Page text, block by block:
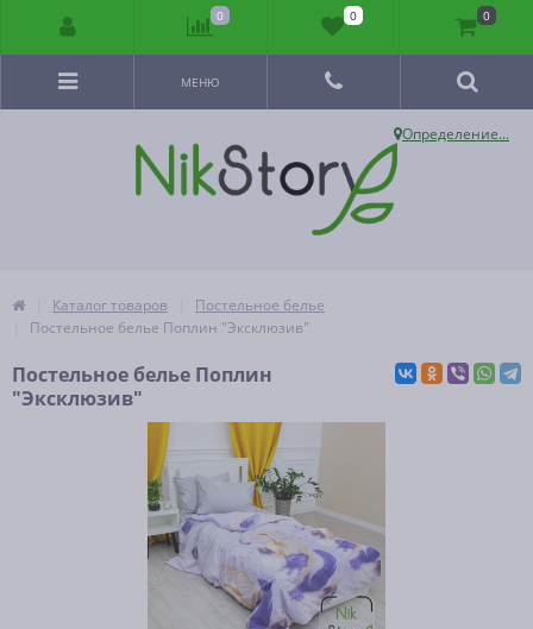
Определение...
МЕНЮ
Каталог товаров
Постельное белье
Постельное белье Поплин "Эксклюзив"
Постельное белье Поплин
"Эксклюзив"
0 0 0